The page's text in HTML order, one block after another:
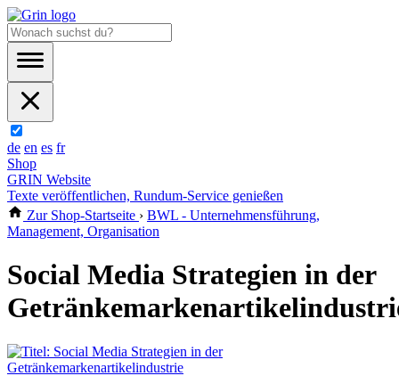
de en es fr
Shop
GRIN Website
Texte veröffentlichen, Rundum-Service genießen
Zur Shop-Startseite › BWL - Unternehmensführung,
Management, Organisation
Social Media Strategien in der